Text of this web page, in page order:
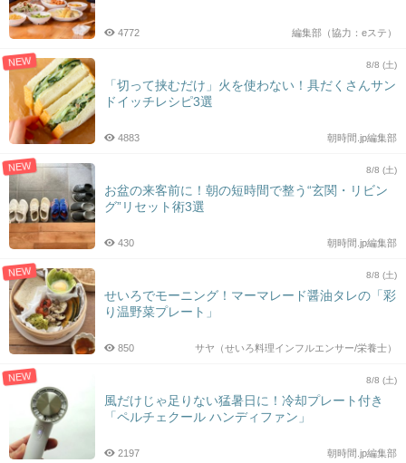
編集部（協力：eステ）
4772
NEW 8/8 (土)
「切って挟むだけ」火を使わない！具だくさんサン
ドイッチレシピ3選
朝時間.jp編集部
4883
NEW 8/8 (土)
お盆の来客前に！朝の短時間で整う“玄関・リビン
グ”リセット術3選
朝時間.jp編集部
430
NEW 8/8 (土)
せいろでモーニング！マーマレード醤油タレの「彩
り温野菜プレート」
サヤ（せいろ料理インフルエンサー/栄養士）
850
NEW 8/8 (土)
風だけじゃ足りない猛暑日に！冷却プレート付き
「ペルチェクール ハンディファン」
朝時間.jp編集部
2197